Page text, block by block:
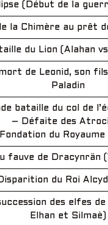
(Début de la
la Chimère au prêt
du Lion (Alahan
de Leonid, son
Paladin
bataille du col de
– Défaite des
du Royaume
fauve de Dracynrän
du Roi Alcyd
des elfes
Elhan et Silmaè)